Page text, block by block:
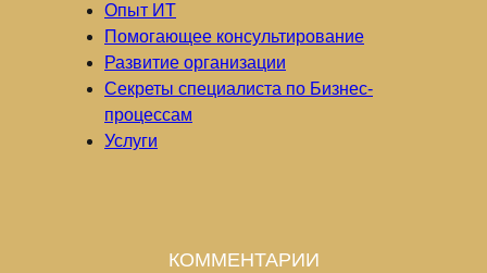
Опыт ИТ
Помогающее консультирование
Развитие организации
Секреты специалиста по Бизнес-
процессам
Услуги
КОММЕНТАРИИ